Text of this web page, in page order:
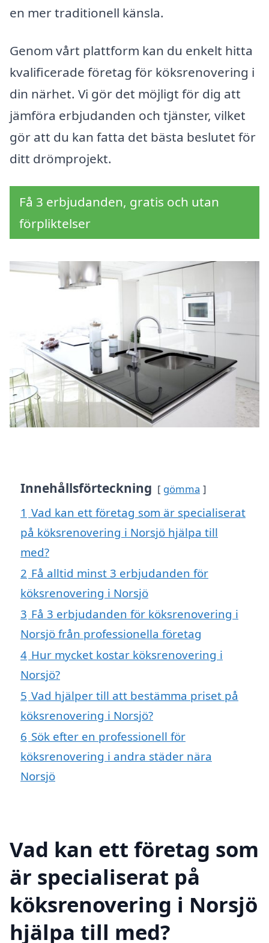
en mer traditionell känsla.
Genom vårt plattform kan du enkelt hitta
kvalificerade företag för köksrenovering i
din närhet. Vi gör det möjligt för dig att
jämföra erbjudanden och tjänster, vilket
gör att du kan fatta det bästa beslutet för
ditt drömprojekt.
Få 3 erbjudanden, gratis och utan
förpliktelser
Innehållsförteckning gömma
1 Vad kan ett företag som är specialiserat
på köksrenovering i Norsjö hjälpa till
med?
2 Få alltid minst 3 erbjudanden för
köksrenovering i Norsjö
3 Få 3 erbjudanden för köksrenovering i
Norsjö från professionella företag
4 Hur mycket kostar köksrenovering i
Norsjö?
5 Vad hjälper till att bestämma priset på
köksrenovering i Norsjö?
6 Sök efter en professionell för
köksrenovering i andra städer nära
Norsjö
Vad kan ett företag som
är specialiserat på
köksrenovering i Norsjö
hjälpa till med?